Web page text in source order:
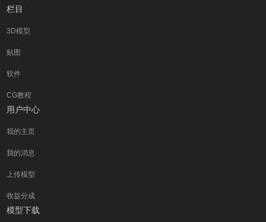
栏目
3D模型
贴图
软件
CG教程
用户中心
我的主页
我的消息
上传模型
收益分成
模型下载